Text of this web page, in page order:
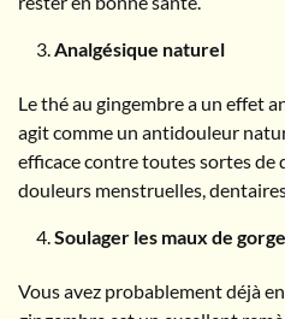
Analgésique naturel
Le thé au gingembre a un effet
agit comme un antidouleur
efficace contre toutes sortes de
douleurs menstruelles,
Soulager les maux de
Vous avez probablement déjà